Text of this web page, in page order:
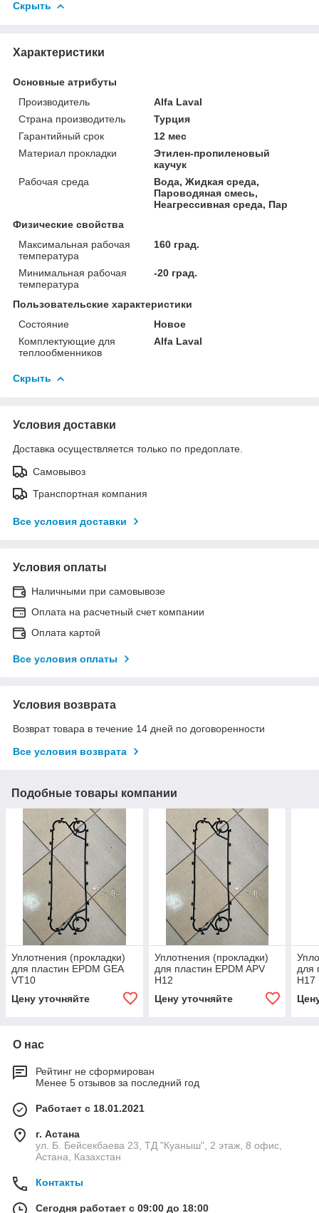
Скрыть
Характеристики
Основные атрибуты
Производитель
Alfa Laval
Страна производитель
Турция
Гарантийный срок
12 мес
Материал прокладки
Этилен-пропиленовый
каучук
Рабочая среда
Вода, Жидкая среда,
Пароводяная смесь,
Неагрессивная среда, Пар
Физические свойства
Максимальная рабочая
температура
160 град.
Минимальная рабочая
температура
-20 град.
Пользовательские характеристики
Состояние
Новое
Комплектующие для
теплообменников
Alfa Laval
Скрыть
Условия доставки
Доставка осуществляется только по предоплате.
Самовывоз
Транспортная компания
Все условия доставки
Условия оплаты
Наличными при самовывозе
Оплата на расчетный счет компании
Оплата картой
Все условия оплаты
Условия возврата
Возврат товара в течение 14 дней по договоренности
Все условия возврата
Подобные товары компании
Уплотнения (прокладки)
для пластин EPDM GEA
VT10
Цену уточняйте
Уплотнения (прокладки)
для пластин EPDM APV
Н12
Цену уточняйте
для
Н17
О нас
Рейтинг не сформирован
Менее 5 отзывов за последний год
Работает с 18.01.2021
г. Астана
ул. Б. Бейсекбаева 23, ТД "Куаныш", 2 этаж, 8 офис,
Астана, Казахстан
Контакты
Сегодня работает с 09:00 до 18:00